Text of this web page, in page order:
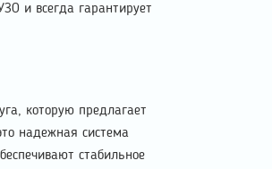
и всегда гарантирует
которую предлагает
надежная система
стабильное